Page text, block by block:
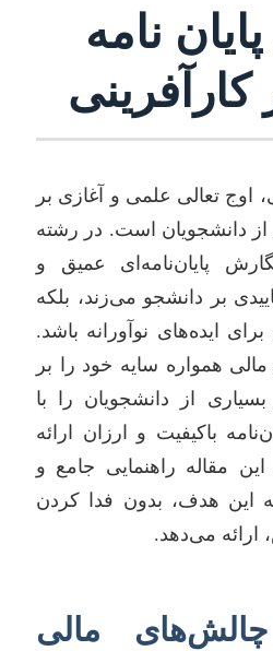
نامه
کارآفرینی
اوج تعالی علمی و آغازی بر
دانشجویان است. در رشته
پایان‌نامه‌ای عمیق و
بر دانشجو می‌زند، بلکه
ایده‌های نوآورانه باشد.
همواره سایه خود را بر
از دانشجویان را با
باکیفیت و ارزان ارائه
مقاله راهنمایی جامع و
این هدف، بدون فدا کردن
ارائه می‌دهد.
مالی